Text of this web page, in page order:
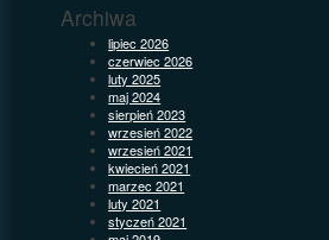
Archiwa
lipiec 2026
czerwiec 2026
luty 2025
maj 2024
sierpień 2023
wrzesień 2022
wrzesień 2021
kwiecień 2021
marzec 2021
luty 2021
styczeń 2021